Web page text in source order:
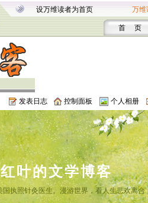
设万维读者为首页 万维
首 页
发表日志 控制面板 个人相册
红叶的文学博客
执照针灸医生。漫游世界，看人生悲欢离